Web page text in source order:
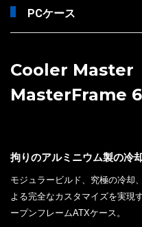
PCケース
Cooler Master
MasterFrame
拘りのアルミニウム製の冷
モジュラービルド、究極の冷却
よる完全なカスタマイズを実現
ープンフレームATXケース。